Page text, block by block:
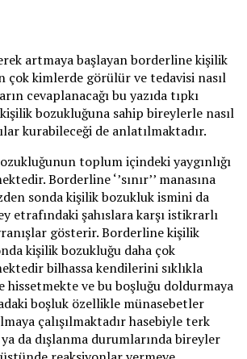
artmaya başlayan borderline kişilik
çok kimlerde görülür ve tedavisi nasıl
cevaplanacağı bu yazıda tıpkı
bozukluğuna sahip bireylerle nasıl
kurabileceği de anlatılmaktadır.
toplum içindeki yaygınlığı
Borderline ‘’sınır’’ manasına
sonda kişilik bozukluk ismini da
etrafındaki şahıslara karşı istikrarlı
gösterir. Borderline kişilik
kişilik bozukluğu daha çok
bilhassa kendilerini sıklıkla
hissetmekte ve bu boşluğu doldurmaya
boşluk özellikle münasebetler
çalışılmaktadır hasebiyle terk
da dışlanma durumlarında bireyler